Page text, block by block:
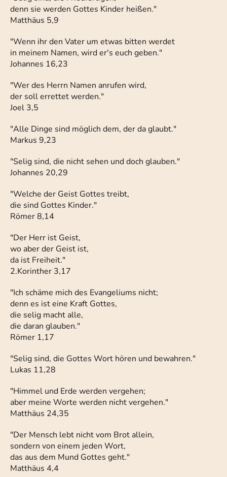
denn sie werden Gottes Kinder heißen."
Matthäus 5,9
"Wenn ihr den Vater um etwas bitten werdet
in meinem Namen, wird er's euch geben."
Johannes 16,23
"Wer des Herrn Namen anrufen wird,
der soll errettet werden."
Joel 3,5
"Alle Dinge sind möglich dem, der da glaubt."
Markus 9,23
"Selig sind, die nicht sehen und doch glauben."
Johannes 20,29
"Welche der Geist Gottes treibt,
die sind Gottes Kinder."
Römer 8,14
"Der Herr ist Geist,
wo aber der Geist ist,
da ist Freiheit."
2.Korinther 3,17
"Ich schäme mich des Evangeliums nicht;
denn es ist eine Kraft Gottes,
die selig macht alle,
die daran glauben."
Römer 1,17
"Selig sind, die Gottes Wort hören und bewahren."
Lukas 11,28
"Himmel und Erde werden vergehen;
aber meine Worte werden nicht vergehen."
Matthäus 24,35
"Der Mensch lebt nicht vom Brot allein,
sondern von einem jeden Wort,
das aus dem Mund Gottes geht."
Matthäus 4,4